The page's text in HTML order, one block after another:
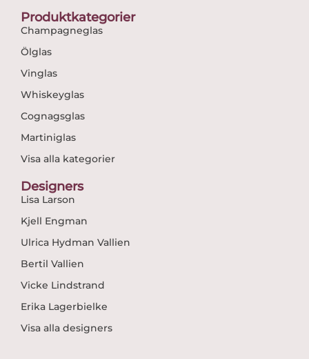
Produktkategorier
Champagneglas
Ölglas
Vinglas
Whiskeyglas
Cognagsglas
Martiniglas
Visa alla kategorier
Designers
Lisa Larson
Kjell Engman
Ulrica Hydman Vallien
Bertil Vallien
Vicke Lindstrand
Erika Lagerbielke
Visa alla designers